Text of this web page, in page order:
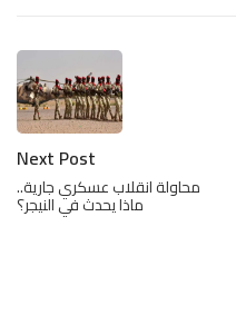
Next Post
محاولة انقلاب عسكري جارية..
ماذا يحدث في النيجر؟